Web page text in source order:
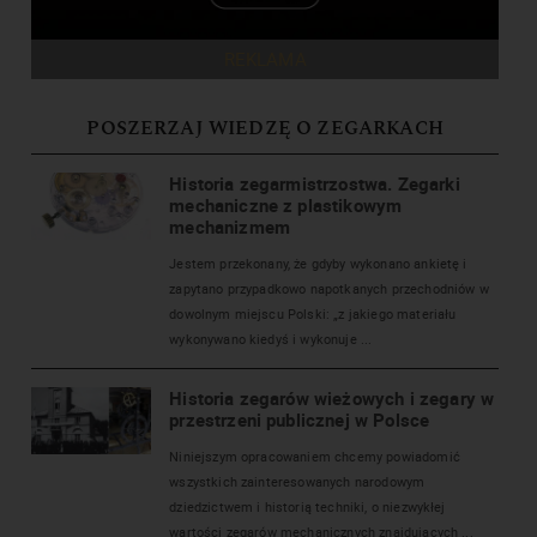
POSZERZAJ WIEDZĘ O ZEGARKACH
Historia zegarmistrzostwa. Zegarki
mechaniczne z plastikowym
mechanizmem
Jestem przekonany, że gdyby wykonano ankietę i
zapytano przypadkowo napotkanych przechodniów w
dowolnym miejscu Polski: „z jakiego materiału
wykonywano kiedyś i wykonuje ...
Historia zegarów wieżowych i zegary w
przestrzeni publicznej w Polsce
Niniejszym opracowaniem chcemy powiadomić
wszystkich zainteresowanych narodowym
dziedzictwem i historią techniki, o niezwykłej
wartości zegarów mechanicznych znajdujących ...